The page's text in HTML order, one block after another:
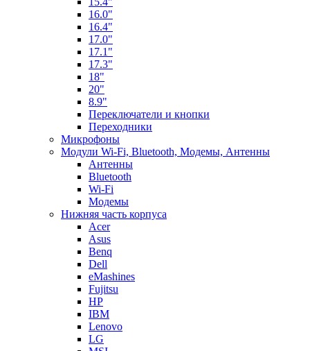
16.0"
16.4"
17.0"
17.1"
17.3"
18"
20"
8.9"
Переключатели и кнопки
Переходники
Микрофоны
Модули Wi-Fi, Bluetooth, Модемы, Антенны
Aнтенны
Bluetooth
Wi-Fi
Модемы
Нижняя часть корпуса
Acer
Asus
Benq
Dell
eMashines
Fujitsu
HP
IBM
Lenovo
LG